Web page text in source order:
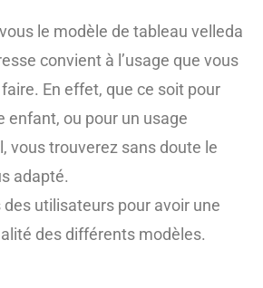
le modèle de tableau velleda
convient à l’usage que vous
En effet, que ce soit pour
enfant, ou pour un usage
vous trouverez sans doute le
adapté.
des utilisateurs pour avoir une
des différents modèles.